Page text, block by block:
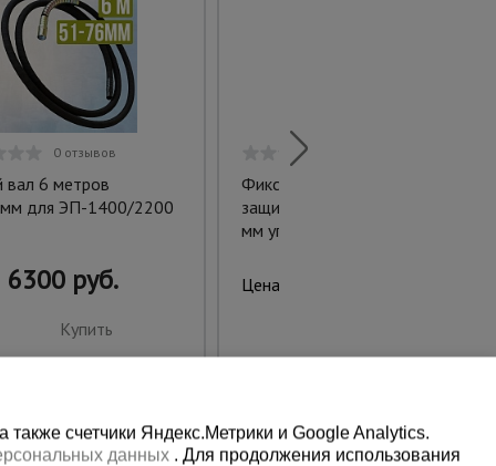
0 отзывов
вал 6 метров
для ЭП-1400/2200
6300 руб.
Купить
Фиксатор арматуры
защитный колпачок 16-32
мм упаковка 500 шт.
Цена:
счетчики Яндекс.Метрики и Google Analytics.
данных . Для продолжения использования